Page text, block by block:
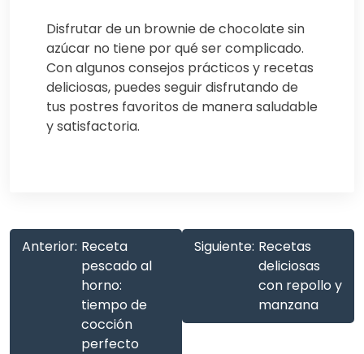
Disfrutar de un brownie de chocolate sin
azúcar no tiene por qué ser complicado.
Con algunos consejos prácticos y recetas
deliciosas, puedes seguir disfrutando de
tus postres favoritos de manera saludable
y satisfactoria.
Anterior: Receta
pescado al
horno:
tiempo de
cocción
perfecto
Siguiente: Recetas
deliciosas
con repollo y
manzana